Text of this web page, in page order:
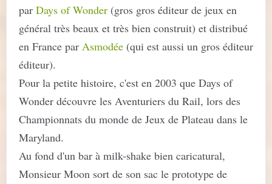
par Days of Wonder (gros gros éditeur de jeux en
général très beaux et très bien construit) et distribué
en France par Asmodée (qui est aussi un gros éditeur
éditeur).
Pour la petite histoire, c'est en 2003 que Days of
Wonder découvre les Aventuriers du Rail, lors des
Championnats du monde de Jeux de Plateau dans le
Maryland.
Au fond d'un bar à milk-shake bien caricatural,
Monsieur Moon sort de son sac le prototype de